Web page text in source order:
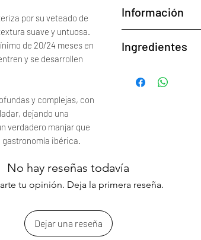
por su veteado de
suave y untuosa.
de 20/24 meses en
y se desarrollen
y complejas, con
dejando una
verdadero manjar que
gastronomía ibérica.
Tapar con su
Para mantener la
sobre la grasa
envasado al vacío en
aproximádamente
sobrantes (tacos).
alimentos para una
Información
Cerdos 100%
Ingredientes
conservadores (E-
No hay reseñas todavía
tu opinión. Deja la primera reseña.
Dejar una reseña